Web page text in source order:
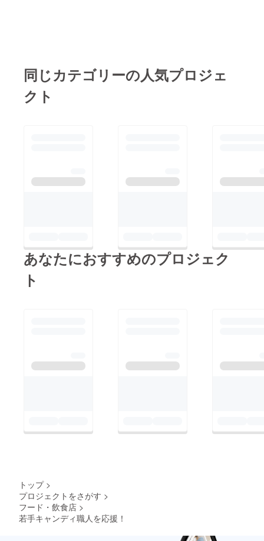
ございます！弊社の
キャンディBAGは1袋
ます。皆様からご支援
は一つ一つの実戦で経
験値を積み、技術を磨
いを胸に一生懸命作ら
ださい。■シンプル応
援プラス ¥1000■ク
うぞよろしくお願いい
同じカテゴリーの人気プロジェ
クト
あなたにおすすめのプロジェク
ト
トップ >
プロジェクトをさがす >
フード・飲食店 >
若手キャンディ職人を応援！